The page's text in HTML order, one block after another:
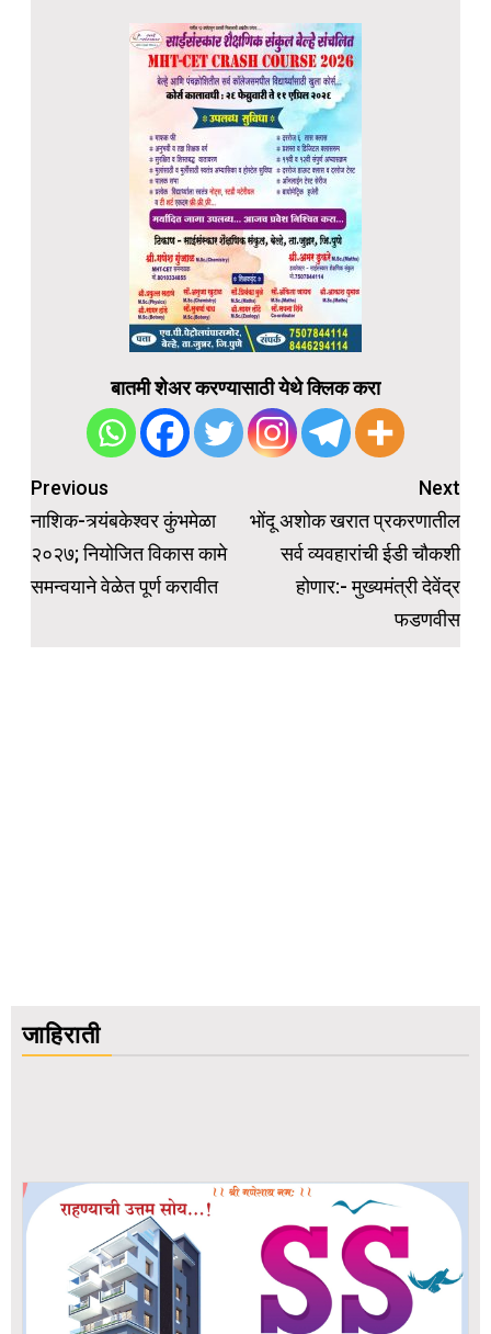
बातमी शेअर करण्यासाठी येथे क्लिक करा
Post
navigation
Previous
नाशिक-त्र्यंबकेश्वर कुंभमेळा
२०२७; नियोजित विकास कामे
समन्वयाने वेळेत पूर्ण करावीत
Next
भोंदू अशोक खरात प्रकरणातील
सर्व व्यवहारांची ईडी चौकशी
होणार:- मुख्यमंत्री देवेंद्र
फडणवीस
जाहिराती